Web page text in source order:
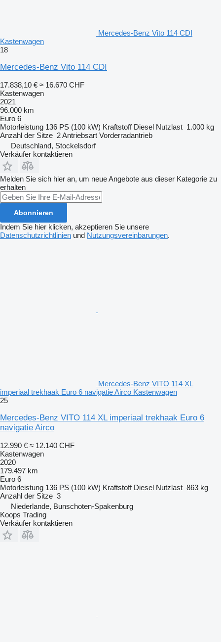
Mercedes-Benz Vito 114 CDI
Kastenwagen
18
Mercedes-Benz Vito 114 CDI
17.838,10 € ≈ 16.670 CHF
Kastenwagen
2021
96.000 km
Euro 6
Motorleistung 136 PS (100 kW) Kraftstoff Diesel Nutzlast 1.000 kg
Anzahl der Sitze 2Antriebsart Vorderradantrieb
Deutschland, Stockelsdorf
Verkäufer kontaktieren
Melden Sie sich hier an, um neue Angebote aus dieser Kategorie zu
erhalten
Abonnieren
Indem Sie hier klicken, akzeptieren Sie unsere
Datenschutzrichtlinien und Nutzungsvereinbarungen.
Mercedes-Benz VITO 114 XL
imperiaal trekhaak Euro 6 navigatie Airco Kastenwagen
25
Mercedes-Benz VITO 114 XL imperiaal trekhaak Euro 6
navigatie Airco
12.990 € ≈ 12.140 CHF
Kastenwagen
2020
179.497 km
Euro 6
Motorleistung 136 PS (100 kW) Kraftstoff Diesel Nutzlast 863 kg
Anzahl der Sitze 3
Niederlande, Bunschoten-Spakenburg
Koops Trading
Verkäufer kontaktieren